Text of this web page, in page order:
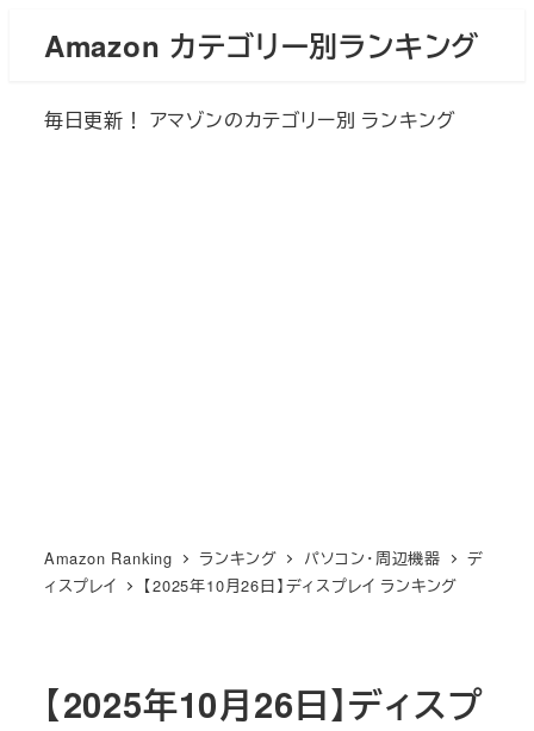
Amazon カテゴリー別ランキング
毎日更新！ アマゾンのカテゴリー別 ランキング
Amazon Ranking ランキング パソコン・周辺機器
デ
ィスプレイ
【2025年10月26日】ディスプレイ ランキング
【2025年10月26日】ディスプ